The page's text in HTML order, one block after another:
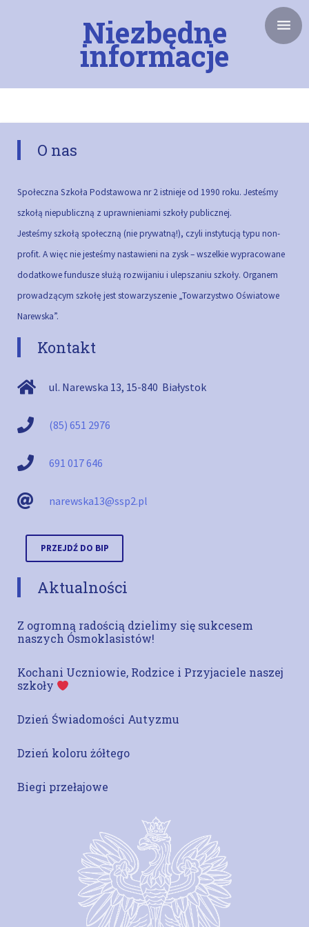
Niezbędne
informacje
O nas
Społeczna Szkoła Podstawowa nr 2 istnieje od 1990 roku. Jesteśmy
szkołą niepubliczną z uprawnieniami szkoły publicznej.
Jesteśmy szkołą społeczną (nie prywatną!), czyli instytucją typu non-
profit. A więc nie jesteśmy nastawieni na zysk – wszelkie wypracowane
dodatkowe fundusze służą rozwijaniu i ulepszaniu szkoły. Organem
prowadzącym szkołę jest stowarzyszenie „Towarzystwo Oświatowe
Narewska”.
Kontakt
ul. Narewska 13, 15-840 Białystok
(85) 651 2976
691 017 646
narewska13@ssp2.pl
PRZEJDŹ DO BIP
Aktualności
Z ogromną radością dzielimy się sukcesem
naszych Ósmoklasistów!
Kochani Uczniowie, Rodzice i Przyjaciele naszej
szkoły
Dzień Świadomości Autyzmu
Dzień koloru żółtego
Biegi przełajowe